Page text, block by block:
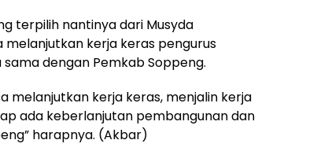
terpilih nantinya dari Musyda
melanjutkan kerja keras pengurus
dengan Pemkab Soppeng.
melanjutkan kerja keras, menjalin kerja
ada keberlanjutan pembangunan dan
harapnya. (Akbar)